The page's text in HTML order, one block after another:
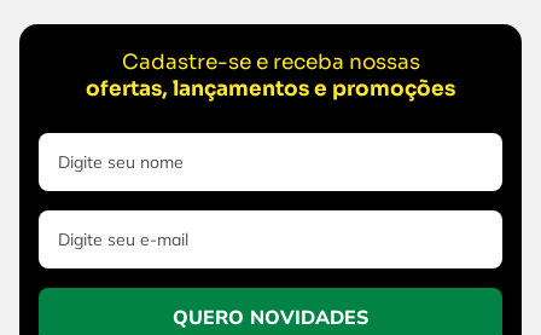
Cadastre-se e receba nossas
ofertas, lançamentos e promoções
QUERO NOVIDADES